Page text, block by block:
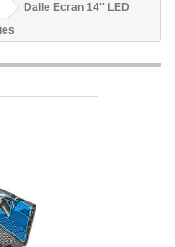
Dalle Ecran 14'' LED